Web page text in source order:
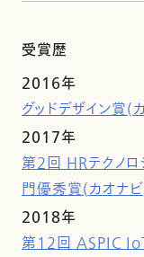
受賞歴
2016年
グッドデザイン賞(
2017年
第2回 HRテクノ
門優秀賞(カオナ
2018年
第12回 ASPIC